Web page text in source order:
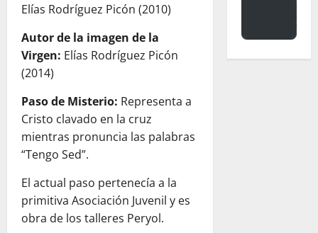
Elías Rodríguez Picón (2010)
Autor de la imagen de la
Virgen: Elías Rodríguez Picón
(2014)
Paso de Misterio: Representa a
Cristo clavado en la cruz
mientras pronuncia las palabras
“Tengo Sed”.
El actual paso pertenecía a la
primitiva Asociación Juvenil y es
obra de los talleres Peryol.